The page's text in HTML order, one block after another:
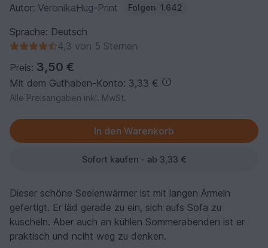
Autor: VeronikaHug-Print Folgen 1.642
Sprache: Deutsch
4,3 von 5 Sternen
Preis: 3,50 €
Mit dem Guthaben-Konto: 3,33 €
Alle Preisangaben inkl. MwSt.
Sofort kaufen - ab 3,33 €
Dieser schöne Seelenwärmer ist mit langen Ärmeln
gefertigt. Er läd gerade zu ein, sich aufs Sofa zu
kuscheln. Aber auch an kühlen Sommerabenden ist er
praktisch und nciht weg zu denken.